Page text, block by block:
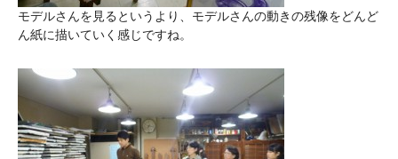
モデルさんを見るというより、モデルさんの動きの残像をどんど
ん紙に描いていく感じですね。